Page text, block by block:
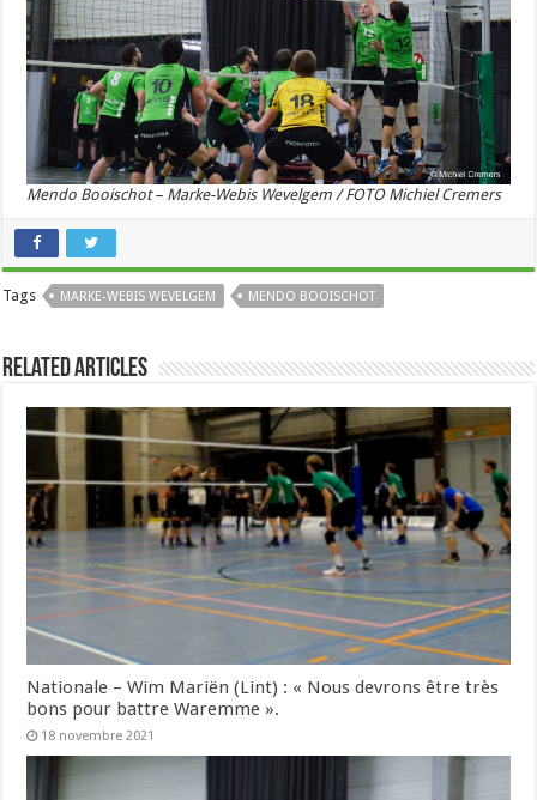
Mendo Booischot – Marke-Webis Wevelgem / FOTO Michiel Cremers
Tags MARKE-WEBIS WEVELGEM MENDO BOOISCHOT
Related Articles
Nationale – Wim Mariën (Lint) : « Nous devrons être très
bons pour battre Waremme ».
18 novembre 2021